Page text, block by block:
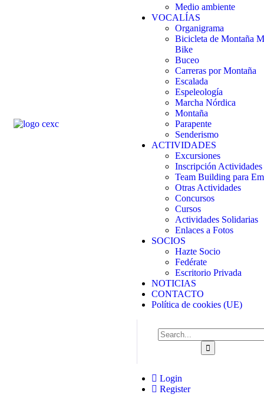
Medio ambiente
VOCALÍAS
Organigrama
Bicicleta de Montaña
Bike
Buceo
Carreras por Montaña
Escalada
Espeleología
Marcha Nórdica
Montaña
Parapente
Senderismo
ACTIVIDADES
Excursiones
Inscripción Actividades
Team Building para
Otras Actividades
Concursos
Cursos
Actividades Solidarias
Enlaces a Fotos
SOCIOS
Hazte Socio
Fedérate
Escritorio Privada
NOTICIAS
CONTACTO
Política de cookies (UE)
Login
Register